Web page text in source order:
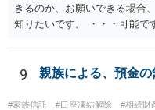
きるのか、お願いできる場合
知りたいです。 ・・・可能
ています。 やはり、成人した
の事だけ考えるべきなのでし
い解決案があればお悩みにな
と親子関係を結びたいと思っ
9 親族による、預金
#家族信託 #口座凍結解除 #相続財